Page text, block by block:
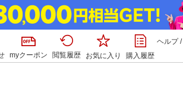
myクーポン 閲覧履歴 お気に入り 購入履歴
ヘルプ/